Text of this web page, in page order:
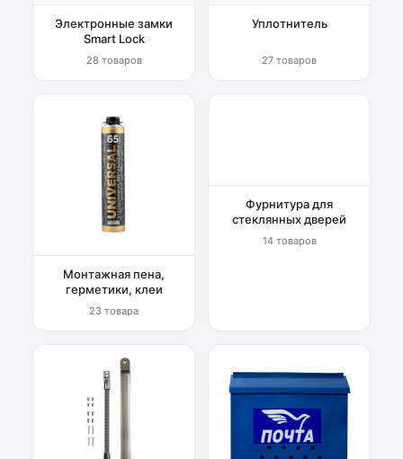
Электронные замки
Smart Lock
28 товаров
Уплотнитель
27 товаров
Монтажная пена,
герметики, клеи
23 товара
Фурнитура для
стеклянных дверей
14 товаров